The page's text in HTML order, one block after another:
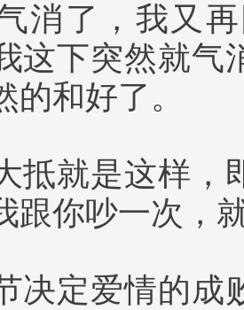
消了，我又
这下突然就气
的和好了。
抵就是这样，
跟你吵一次，
决定爱情的成